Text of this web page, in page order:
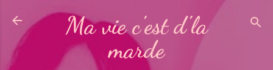
Accéder au contenu principal
Ma vie c'est d'la
marde